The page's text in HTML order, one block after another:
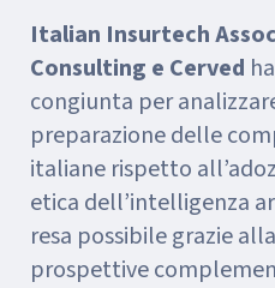
Italian Insurtech
Consulting e Cerved
congiunta per
preparazione delle
italiane rispetto
etica dell’intelligenza
resa possibile grazie
prospettive